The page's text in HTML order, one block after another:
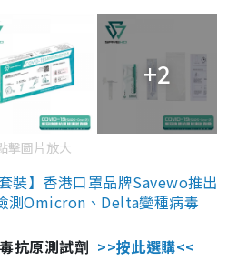
+2
擊圖片放大
裝】香港口罩品牌Savewo推出
測Omicron、Delta變種病毒
抗原測試劑 >>按此選購<<